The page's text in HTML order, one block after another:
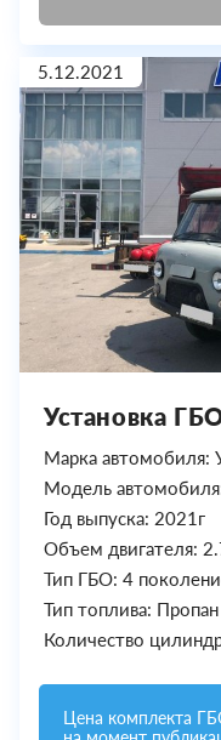
5.12.2021
Установка
Марка автомобиля:
Модель
Год выпуска: 2021г
Объем двигателя:
Тип ГБО: 4
Тип топлива: Пропан
Количество
Цена комплекта